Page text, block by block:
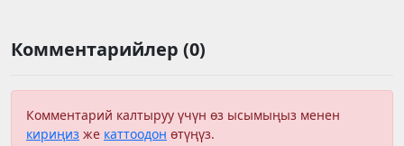
Комментарийлер (0)
Комментарий калтыруу үчүн өз ысымыңыз менен
кириңиз же каттоодон өтүңүз.